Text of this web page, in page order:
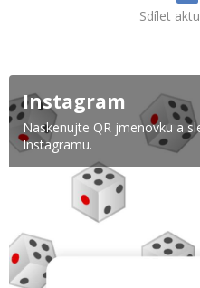
Sdílet
Instagram
Naskenujte QR jmenovku a
Instagramu.